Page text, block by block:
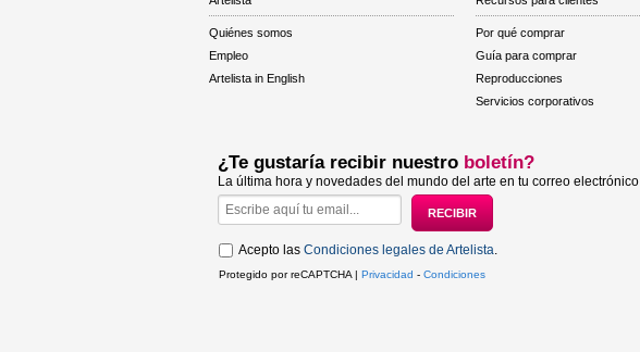
Quiénes somos
Empleo
Artelista in English
Por qué comprar
Guía para comprar
Reproducciones
Servicios corporativos
¿Te gustaría recibir nuestro boletín?
La última hora y novedades del mundo del arte en tu correo electrónico
Acepto las Condiciones legales de Artelista.
Protegido por reCAPTCHA | Privacidad - Condiciones